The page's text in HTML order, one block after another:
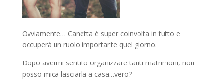
Ovviamente… Canetta è super coinvolta in tutto e
occuperà un ruolo importante quel giorno.
Dopo avermi sentito organizzare tanti matrimoni, non
posso mica lasciarla a casa…vero?